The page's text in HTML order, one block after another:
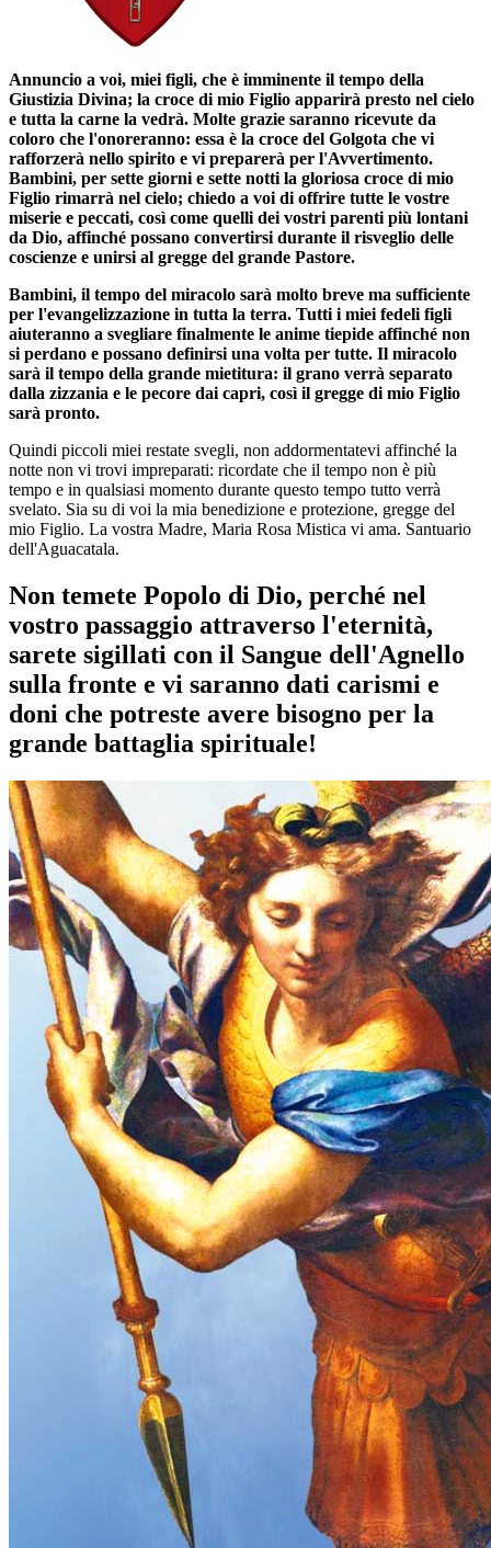
Annuncio a voi, miei figli, che è imminente il tempo della
Giustizia Divina; la croce di mio Figlio apparirà presto nel cielo
e tutta la carne la vedrà. Molte grazie saranno ricevute da
coloro che l'onoreranno: essa è la croce del Golgota che vi
rafforzerà nello spirito e vi preparerà per l'Avvertimento.
Bambini, per sette giorni e sette notti la gloriosa croce di mio
Figlio rimarrà nel cielo; chiedo a voi di offrire tutte le vostre
miserie e peccati, così come quelli dei vostri parenti più lontani
da Dio, affinché possano convertirsi durante il risveglio delle
coscienze e unirsi al gregge del grande Pastore.
Bambini, il tempo del miracolo sarà molto breve ma sufficiente
per l'evangelizzazione in tutta la terra. Tutti i miei fedeli figli
aiuteranno a svegliare finalmente le anime tiepide affinché non
si perdano e possano definirsi una volta per tutte. Il miracolo
sarà il tempo della grande mietitura: il grano verrà separato
dalla zizzania e le pecore dai capri, così il gregge di mio Figlio
sarà pronto.
Quindi piccoli miei restate svegli, non addormentatevi affinché la
notte non vi trovi impreparati: ricordate che il tempo non è più
tempo e in qualsiasi momento durante questo tempo tutto verrà
svelato. Sia su di voi la mia benedizione e protezione, gregge del
mio Figlio. La vostra Madre, Maria Rosa Mistica vi ama. Santuario
dell'Aguacatala.
Non temete Popolo di Dio, perché nel
vostro passaggio attraverso l'eternità,
sarete sigillati con il Sangue dell'Agnello
sulla fronte e vi saranno dati carismi e
doni che potreste avere bisogno per la
grande battaglia spirituale!